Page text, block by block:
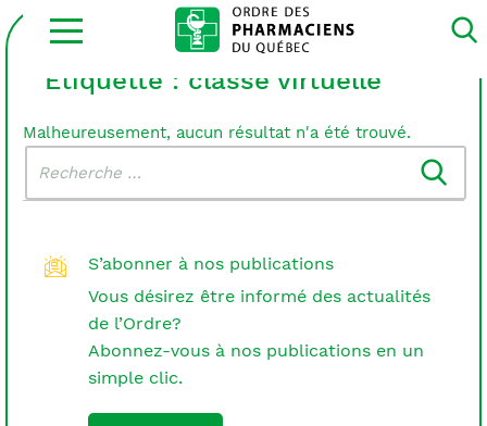
Ouvrir
la
site
Étiquette : classe virtuelle
Malheureusement, aucun résultat n'a été trouvé.
dans
le
S’abonner à nos publications
Vous désirez être informé des actualités
de l’Ordre?
Abonnez-vous à nos publications en un
simple clic.